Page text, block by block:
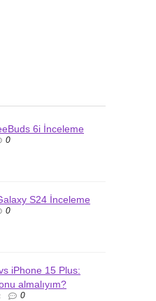
6i İnceleme
0
S24 İnceleme
0
iPhone 15 Plus:
almalıyım?
0